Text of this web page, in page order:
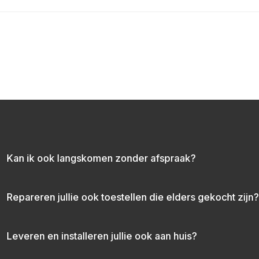
Kan ik ook langskomen zonder afspraak?
Repareren jullie ook toestellen die elders gekocht zijn?
Leveren en installeren jullie ook aan huis?